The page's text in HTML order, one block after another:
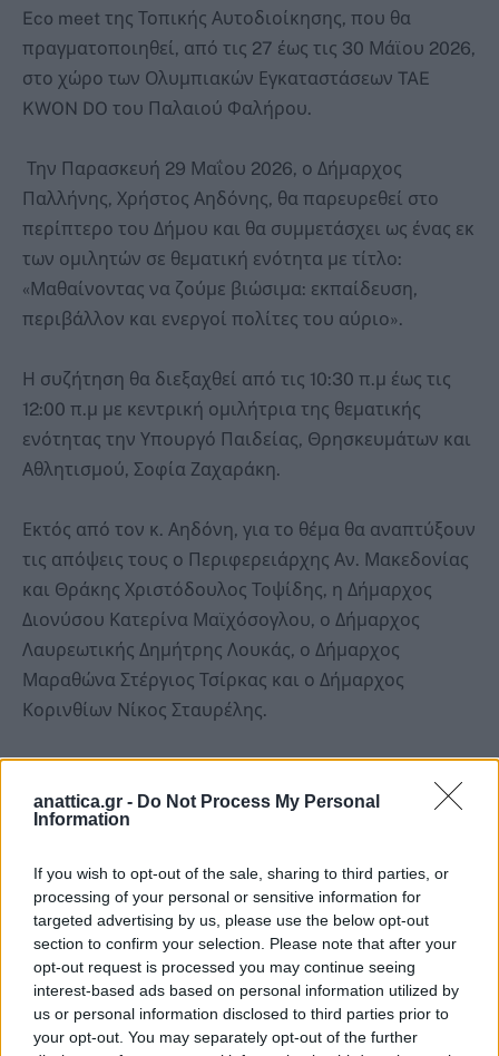
anattica.gr - Do Not Process My Personal
Information
If you wish to opt-out of the sale, sharing to third parties, or
processing of your personal or sensitive information for
targeted advertising by us, please use the below opt-out
section to confirm your selection. Please note that after your
opt-out request is processed you may continue seeing
interest-based ads based on personal information utilized by
us or personal information disclosed to third parties prior to
your opt-out. You may separately opt-out of the further
Eco meet της Τοπικής Αυτοδιοίκησης, που θα
πραγματοποιηθεί, από τις 27 έως τις 30 Μάϊου 2026,
στο χώρο των Ολυμπιακών Εγκαταστάσεων TAE
KWON DO του Παλαιού Φαλήρου.
Την Παρασκευή 29 Μαΐου 2026, ο Δήμαρχος
Παλλήνης, Χρήστος Αηδόνης, θα παρευρεθεί στο
περίπτερο του Δήμου και θα συμμετάσχει ως ένας εκ
των ομιλητών σε θεματική ενότητα με τίτλο:
«Μαθαίνοντας να ζούμε βιώσιμα: εκπαίδευση,
περιβάλλον και ενεργοί πολίτες του αύριο».
Η συζήτηση θα διεξαχθεί από τις 10:30 π.μ έως τις
12:00 π.μ με κεντρική ομιλήτρια της θεματικής
ενότητας την Υπουργό Παιδείας, Θρησκευμάτων και
Αθλητισμού, Σοφία Ζαχαράκη.
Εκτός από τον κ. Αηδόνη, για το θέμα θα αναπτύξουν
τις απόψεις τους ο Περιφερειάρχης Αν. Μακεδονίας
και Θράκης Χριστόδουλος Τοψίδης, η Δήμαρχος
Διονύσου Κατερίνα Μαϊχόσογλου, ο Δήμαρχος
Λαυρεωτικής Δημήτρης Λουκάς, ο Δήμαρχος
Μαραθώνα Στέργιος Τσίρκας και ο Δήμαρχος
Κορινθίων Νίκος Σταυρέλης.
της περιβαλλοντικής πολιτικής μέσα από
πολυεπίπεδο και γόνιμο διάλογο μεταξύ
Αυτοδιοίκησης, της ακαδημαϊκής κοινότητας και
εξειδικευμένων φορέων.
Η είσοδος είναι ελεύθερη για το κοινό και
καλούνται όλοι οι δημότες, επαγγελματίες, φορείς
και ενδιαφερόμενοι να παρακολουθήσουν την